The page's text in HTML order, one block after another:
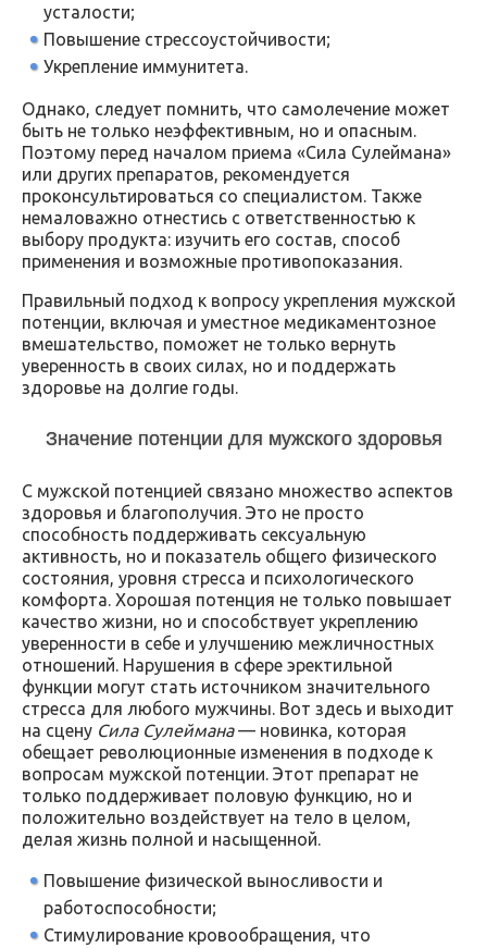
усталости;
Повышение стрессоустойчивости;
Укрепление иммунитета.
Однако, следует помнить, что самолечение может
быть не только неэффективным, но и опасным.
Поэтому перед началом приема «Сила Сулеймана»
или других препаратов, рекомендуется
проконсультироваться со специалистом. Также
немаловажно отнестись с ответственностью к
выбору продукта: изучить его состав, способ
применения и возможные противопоказания.
Правильный подход к вопросу укрепления мужской
потенции, включая и уместное медикаментозное
вмешательство, поможет не только вернуть
уверенность в своих силах, но и поддержать
здоровье на долгие годы.
Значение потенции для мужского здоровья
С мужской потенцией связано множество аспектов
здоровья и благополучия. Это не просто
способность поддерживать сексуальную
активность, но и показатель общего физического
состояния, уровня стресса и психологического
комфорта. Хорошая потенция не только повышает
качество жизни, но и способствует укреплению
уверенности в себе и улучшению межличностных
отношений. Нарушения в сфере эректильной
функции могут стать источником значительного
стресса для любого мужчины. Вот здесь и выходит
на сцену Сила Сулеймана— новинка, которая
обещает революционные изменения в подходе к
вопросам мужской потенции. Этот препарат не
только поддерживает половую функцию, но и
положительно воздействует на тело в целом,
делая жизнь полной и насыщенной.
Повышение физической выносливости и
работоспособности;
Стимулирование кровообращения, что